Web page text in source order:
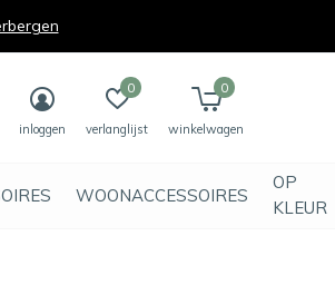
WOONACCESSOIRES
OP
KLEUR
inloggen verlanglijst
0
winkelwagen
0